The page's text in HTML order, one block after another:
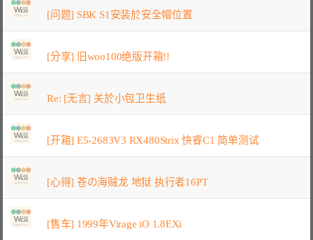
[问题] SBK S1安装於安全帽位置
[分享] 旧woo100绝版开箱!!
Re: [无言] 关於小包卫生纸
[开箱] E5-2683V3 RX480Strix 快睿C1 简单测试
[心得] 苍の海贼龙 地狱 执行者16PT
[售车] 1999年Virage iO 1.8EXi